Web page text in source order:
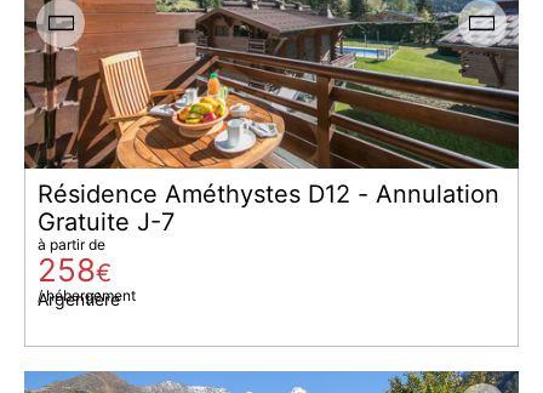
Résidence Améthystes D12 - Annulation
Gratuite J-7
Argentière
à partir de
258€
/ hébergement